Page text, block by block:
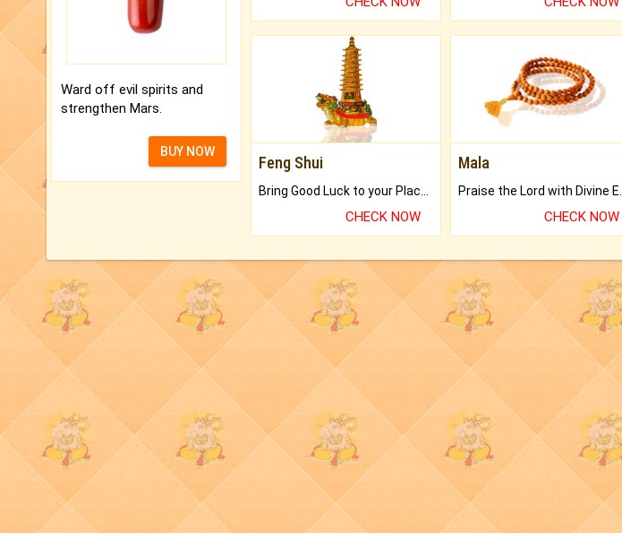
Ward off evil spirits and
strengthen Mars.
BUY NOW
Feng Shui
CHECK NOW
Mala
CHECK NOW